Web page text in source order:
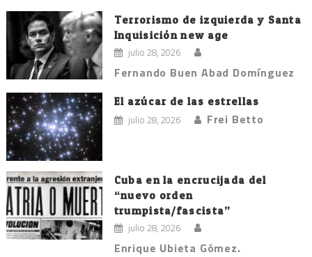
Terrorismo de izquierda y Santa
Inquisición new age
julio 28, 2026
Fernando Buen Abad Domínguez
El azúcar de las estrellas
julio 28, 2026 Frei Betto
Cuba en la encrucijada del
“nuevo orden
trumpista/fascista”
julio 28, 2026
Enrique Ubieta Gómez.